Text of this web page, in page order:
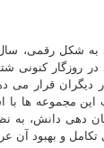
به شکل رقمی،
در روزگار کنونی
دیگران قرار
این مجموعه
دهی دانش، به
تکامل و بهبود